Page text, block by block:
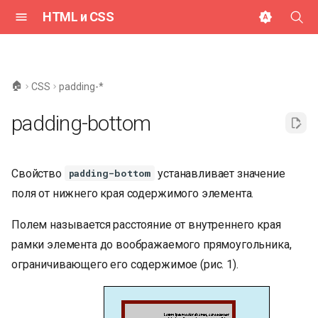
HTML и CSS
ц
а
л
з
🏠 CSS padding-*
padding-bottom
Свойство padding-bottom устанавливает значение
поля от нижнего края содержимого элемента.
Полем называется расстояние от внутреннего края
рамки элемента до воображаемого прямоугольника,
ограничивающего его содержимое (рис. 1).